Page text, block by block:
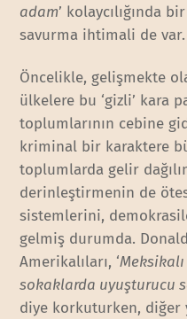
adam’ kolaycılığında
savurma ihtimali de var.
Öncelikle, gelişmekte
ülkelere bu ‘gizli’ kara
toplumlarının cebine
kriminal bir karaktere
toplumlarda gelir
derinleştirmenin de
sistemlerini,
gelmiş durumda.
Amerikalıları, ‘
sokaklarda uyuşturucu
diye korkuturken, diğer